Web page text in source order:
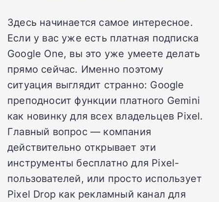
Здесь начинается самое интересное.
Если у вас уже есть платная подписка
Google One, вы это уже умеете делать
прямо сейчас. Именно поэтому
ситуация выглядит странно: Google
преподносит функции платного Gemini
как новинку для всех владельцев Pixel.
Главный вопрос — компания
действительно открывает эти
инструменты бесплатно для Pixel-
пользователей, или просто использует
Pixel Drop как рекламный канал для